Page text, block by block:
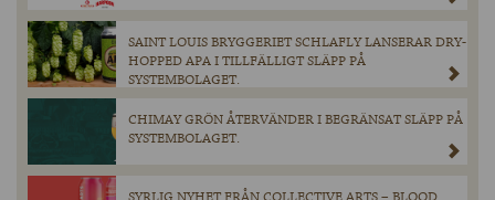
SAINT LOUIS BRYGGERIET SCHLAFLY LANSERAR DRY-
HOPPED APA I TILLFÄLLIGT SLÄPP PÅ
SYSTEMBOLAGET.
CHIMAY GRÖN ÅTERVÄNDER I BEGRÄNSAT SLÄPP PÅ
SYSTEMBOLAGET.